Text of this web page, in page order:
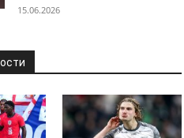
15.06.2026